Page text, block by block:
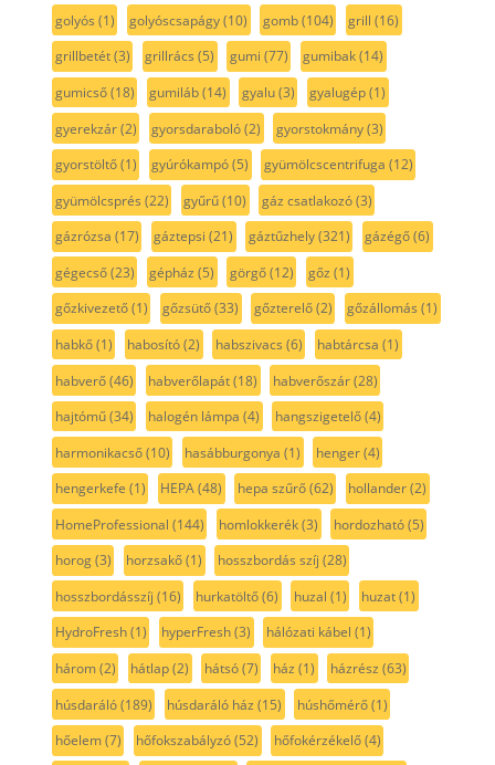
golyós (1) golyóscsapágy(10) gomb(104) grill (16)
grillbetét(3) grillrács (5) gumi (77) gumibak(14)
gumicső(18) gumiláb(14) gyalu(3) gyalugép(1)
gyerekzár(2) gyorsdaraboló(2) gyorstokmány(3)
gyorstöltő(1) gyúrókampó(5) gyümölcscentrifuga (12)
gyümölcsprés (22) gyűrű(10) gáz csatlakozó(3)
gázrózsa (17) gáztepsi (21) gáztűzhely(321) gázégő(6)
gégecső(23) gépház (5) görgő(12) gőz (1)
gőzkivezető(1) gőzsütő(33) gőzterelő(2) gőzállomás (1)
habkő(1) habosító(2) habszivacs (6) habtárcsa (1)
habverő(46) habverőlapát(18) habverőszár(28)
hajtómű(34) halogén lámpa (4) hangszigetelő(4)
harmonikacső(10) hasábburgonya (1) henger(4)
hengerkefe (1) HEPA(48) hepa szűrő(62) hollander(2)
HomeProfessional (144) homlokkerék(3) hordozható(5)
horog(3) horzsakő(1) hosszbordás szíj (28)
hosszbordásszíj (16) hurkatöltő(6) huzal (1) huzat(1)
HydroFresh(1) hyperFresh(3) hálózati kábel (1)
három(2) hátlap(2) hátsó(7) ház (1) házrész (63)
húsdaráló(189) húsdaráló ház (15) húshőmérő(1)
hőelem(7) hőfokszabályzó(52) hőfokérzékelő(4)